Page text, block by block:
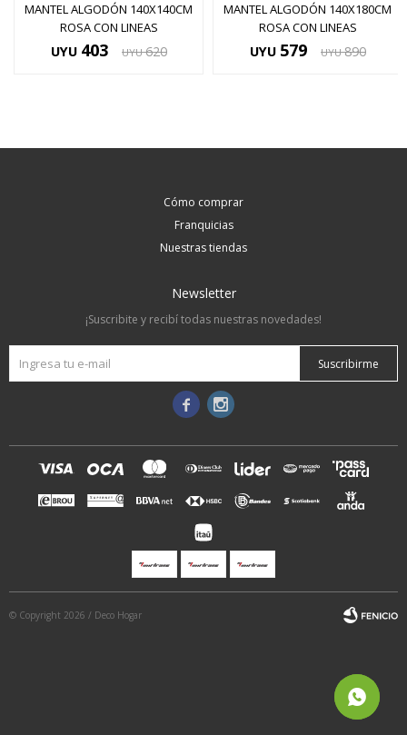
MANTEL ALGODÓN 140X140CM
ROSA CON LINEAS
UYU 403 UYU 620
MANTEL ALGODÓN 140X180CM
ROSA CON LINEAS
UYU 579 UYU 890
Cómo comprar
Franquicias
Nuestras tiendas
Newsletter
¡Suscribite y recibí todas nuestras novedades!
Suscribirme
 
© Copyright 2026 / Deco Hogar